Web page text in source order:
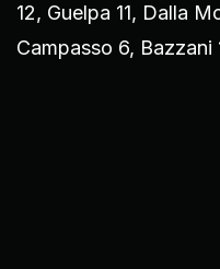
12, Guelpa 11, Dalla
Campasso 6, Bazzani